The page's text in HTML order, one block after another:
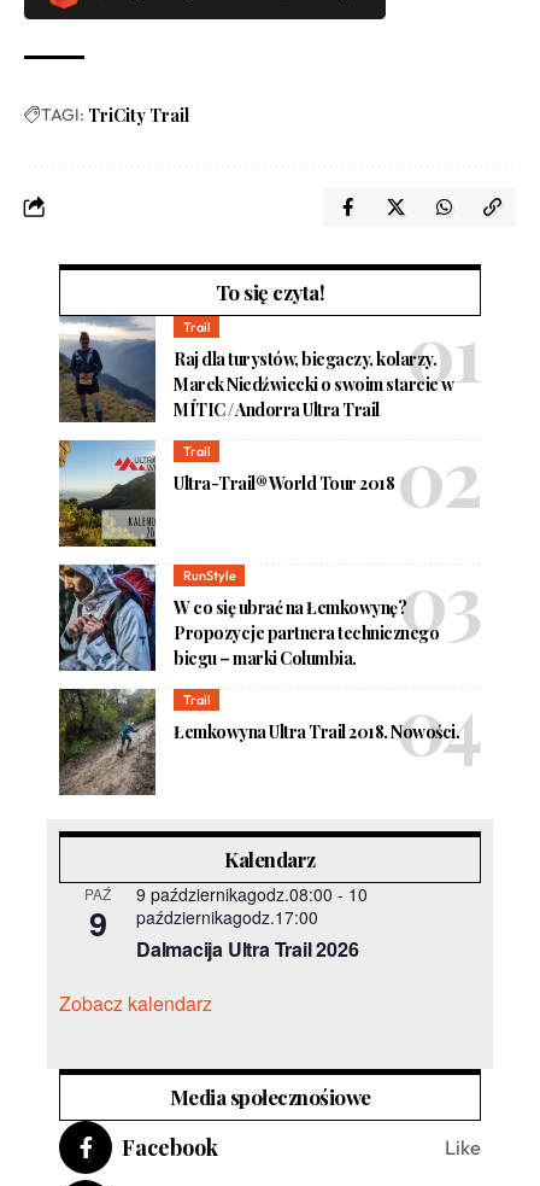
TAGI: TriCity Trail
To się czyta!
Trail
Raj dla turystów, biegaczy, kolarzy.
Marek Niedźwiecki o swoim starcie w
MÍTIC / Andorra Ultra Trail
Trail
Ultra-Trail® World Tour 2018
RunStyle
W co się ubrać na Łemkowynę?
Propozycje partnera technicznego
biegu – marki Columbia.
Trail
Łemkowyna Ultra Trail 2018. Nowości.
Kalendarz
PAŹ
9
9 październikagodz.08:00 - 10
październikagodz.17:00
Dalmacija Ultra Trail 2026
Zobacz kalendarz
Media społecznośiowe
Facebook Like